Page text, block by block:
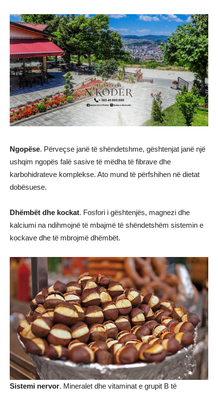
Ngopëse. Përveçse janë të shëndetshme, gështenjat janë një
ushqim ngopës falë sasive të mëdha të fibrave dhe
karbohidrateve komplekse. Ato mund të përfshihen në dietat
dobësuese.
Dhëmbët dhe kockat. Fosfori i gështenjës, magnezi dhe
kalciumi na ndihmojnë të mbajmë të shëndetshëm sistemin e
kockave dhe të mbrojmë dhëmbët.
Sistemi nervor. Mineralet dhe vitaminat e grupit B të